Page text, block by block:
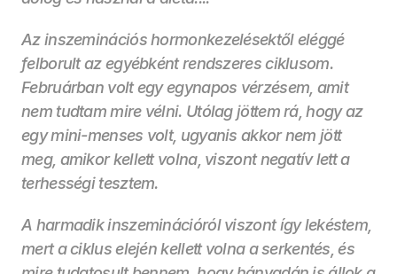
Az inszeminációs hormonkezelésektől eléggé
felborult az egyébként rendszeres ciklusom.
Februárban volt egy egynapos vérzésem, amit
nem tudtam mire vélni. Utólag jöttem rá, hogy az
egy mini-menses volt, ugyanis akkor nem jött
meg, amikor kellett volna, viszont negatív lett a
terhességi tesztem.
A harmadik inszeminációról viszont így lekéstem,
mert a ciklus elején kellett volna a serkentés, és